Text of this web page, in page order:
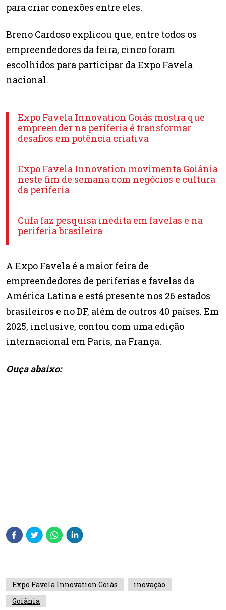
para criar conexões entre eles.
Breno Cardoso explicou que, entre todos os
empreendedores da feira, cinco foram
escolhidos para participar da Expo Favela
nacional.
Expo Favela Innovation Goiás mostra que
empreender na periferia é transformar
desafios em potência criativa
Expo Favela Innovation movimenta Goiânia
neste fim de semana com negócios e cultura
da periferia
Cufa faz pesquisa inédita em favelas e na
periferia brasileira
A Expo Favela é a maior feira de
empreendedores de periferias e favelas da
América Latina e está presente nos 26 estados
brasileiros e no DF, além de outros 40 países. Em
2025, inclusive, contou com uma edição
internacional em Paris, na França.
Ouça abaixo:
Expo Favela Innovation Goiás
inovação
Goiânia